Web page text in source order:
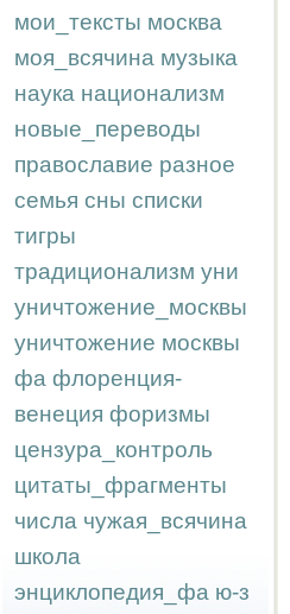
мои_тексты москва
моя_всячина музыка
наука национализм
новые_переводы
православие разное
семья сны списки
тигры
традиционализм уни
уничтожение_москвы
уничтожение москвы
фа флоренция-
венеция форизмы
цензура_контроль
цитаты_фрагменты
числа чужая_всячина
школа
энциклопедия_фа ю-з